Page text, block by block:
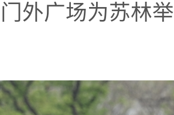
外广场为苏林